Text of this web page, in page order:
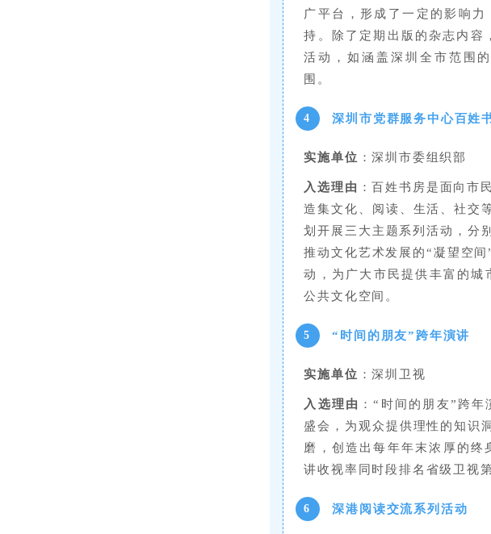
广平台，形成了一定的影响
持。除了定期出版的杂志内容
活动，如涵盖深圳全市范围
围。
4 深圳市党群服务中心百姓
实施单位 ：深圳市委组织部
入选理由 ：百姓书房是面向市
造集文化、阅读、生活、社交
划开展三大主题系列活动，分
推动文化艺术发展的“凝望空
动，为广大市民提供丰富的城
公共文化空间。
5 “时间的朋友”跨年演讲
实施单位 ：深圳卫视
入选理由 ：“时间的朋友”跨
盛会，为观众提供理性的知识
磨，创造出每年年末浓厚的终
讲收视率同时段排名省级卫视
6 深港阅读交流系列活动